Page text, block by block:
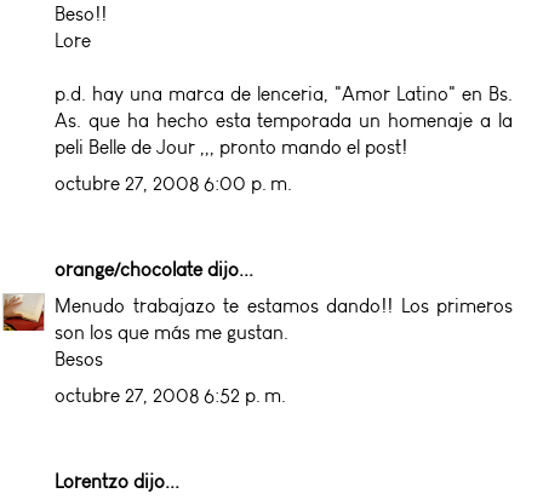
Beso!!
Lore
p.d. hay una marca de lenceria, "Amor Latino" en Bs.
As. que ha hecho esta temporada un homenaje a la
peli Belle de Jour ,,, pronto mando el post!
octubre 27, 2008 6:00 p. m.
orange/chocolatedijo...
Menudo trabajazo te estamos dando!! Los primeros
son los que más me gustan.
Besos
octubre 27, 2008 6:52 p. m.
Lorentzo dijo...